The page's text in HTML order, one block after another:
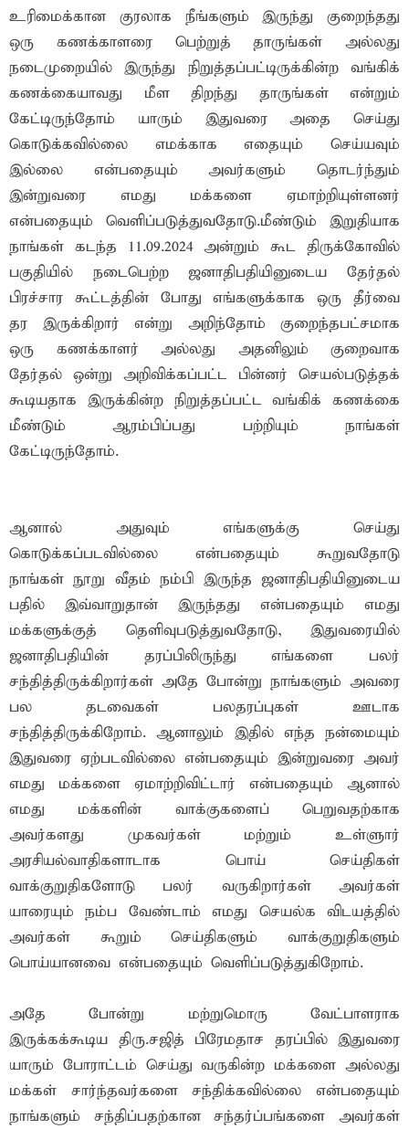
உரிமைக்கான குரலாக நீங்களும் இருந்து குறைந்தது
ஒரு கணக்காளரை பெற்றுத் தாருங்கள் அல்லது
நடைமுறையில் இருந்து நிறுத்தப்பட்டிருக்கின்ற வங்கிக்
கணக்கையாவது மீள திறந்து தாருங்கள் என்றும்
கேட்டிருந்தோம் யாரும் இதுவரை அதை செய்து
கொடுக்கவில்லை எமக்காக எதையும் செய்யவும்
இல்லை என்பதையும் அவர்களும் தொடர்ந்தும்
இன்றுவரை எமது மக்களை ஏமாற்றியுள்ளனர்
என்பதையும் வெளிப்படுத்துவதோடு.மீண்டும் இறுதியாக
நாங்கள் கடந்த 11.09.2024 அன்றும் கூட திருக்கோவில்
பகுதியில் நடைபெற்ற ஜனாதிபதியினுடைய தேர்தல்
பிரச்சார கூட்டத்தின் போது எங்களுக்காக ஒரு தீர்வை
தர இருக்கிறார் என்று அறிந்தோம் குறைந்தபட்சமாக
ஒரு கணக்காளர் அல்லது அதனிலும் குறைவாக
தேர்தல் ஒன்று அறிவிக்கப்பட்ட பின்னர் செயல்படுத்தக்
கூடியதாக இருக்கின்ற நிறுத்தப்பட்ட வங்கிக் கணக்கை
மீண்டும் ஆரம்பிப்பது பற்றியும் நாங்கள்
கேட்டிருந்தோம்.
ஆனால் அதுவும் எங்களுக்கு செய்து
கொடுக்கப்படவில்லை என்பதையும் கூறுவதோடு
நாங்கள் நூறு வீதம் நம்பி இருந்த ஜனாதிபதியினுடைய
பதில் இவ்வாறுதான் இருந்தது என்பதையும் எமது
மக்களுக்குத் தெளிவுபடுத்துவதோடு, இதுவரையில்
ஜனாதிபதியின் தரப்பிலிருந்து எங்களை பலர்
சந்தித்திருக்கிறார்கள் அதே போன்று நாங்களும் அவரை
பல தடவைகள் பலதரப்புகள் ஊடாக
சந்தித்திருக்கிறோம். ஆனாலும் இதில் எந்த நன்மையும்
இதுவரை ஏற்படவில்லை என்பதையும் இன்றுவரை அவர்
எமது மக்களை ஏமாற்றிவிட்டார் என்பதையும் ஆனால்
எமது மக்களின் வாக்குகளைப் பெறுவதற்காக
அவர்களது முகவர்கள் மற்றும் உள்ளுார்
அரசியல்வாதிகளாடாக பொய் செய்திகள்
வாக்குறுதிகளோடு பலர் வருகிறார்கள் அவர்கள்
யாரையும் நம்ப வேண்டாம் எமது செயல்க விடயத்தில்
அவர்கள் கூறும் செய்திகளும் வாக்குறுதிகளும்
பொய்யானவை என்பதையும் வெளிப்படுத்துகிறோம்.
அதே போன்று மற்றுமொரு வேட்பாளராக
இருக்கக்கூடிய திரு.சஜித் பிரேமதாச தரப்பில் இதுவரை
யாரும் போராட்டம் செய்து வருகின்ற மக்களை அல்லது
மக்கள் சார்ந்தவர்களை சந்திக்கவில்லை என்பதையும்
நாங்களும் சந்திப்பதற்கான சந்தர்ப்பங்களை அவர்கள்